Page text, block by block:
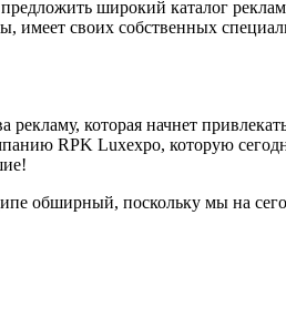
широкий каталог
своих собственных
рекламу, которая начнет
RPK Luxexpo, которую
обширный, поскольку мы на